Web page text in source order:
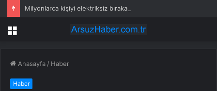
Menü
Anasayfa / Haber
Haber